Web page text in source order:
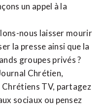
un appel à la
nous laisser mourir
la presse ainsi que la
groupes privés ?
Chrétien,
TV, partagez
sociaux ou pensez